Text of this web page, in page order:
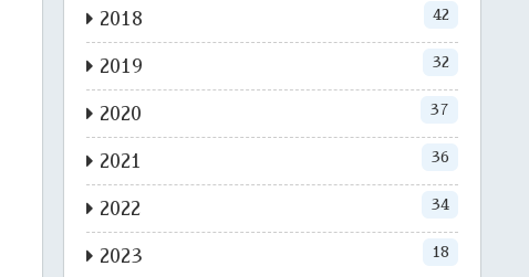
2018 42
2019 32
2020 37
2021 36
2022 34
2023 18